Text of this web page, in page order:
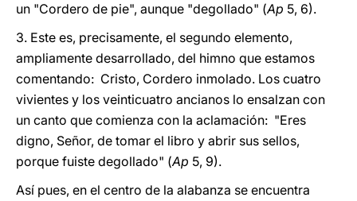
un "Cordero de pie", aunque "degollado" (Ap 5, 6).
3. Este es, precisamente, el segundo elemento,
ampliamente desarrollado, del himno que estamos
comentando: Cristo, Cordero inmolado. Los cuatro
vivientes y los veinticuatro ancianos lo ensalzan con
un canto que comienza con la aclamación: "Eres
digno, Señor, de tomar el libro y abrir sus sellos,
porque fuiste degollado" (Ap 5, 9).
Así pues, en el centro de la alabanza se encuentra